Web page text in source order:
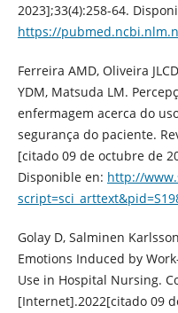
2023];33(4):258-64.
https://
Ferreira AMD, Oliveira
YDM, Matsuda LM.
enfermagem acerca do
segurança do paciente.
[citado 09 de octubre de
Disponible en: http://
Golay D, Salminen
Emotions Induced by
Use in Hospital Nursing.
[Internet].2022[citado 09